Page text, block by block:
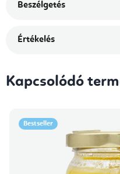
Beszélgetés
Értékelés
Kapcsolódó
Bestseller